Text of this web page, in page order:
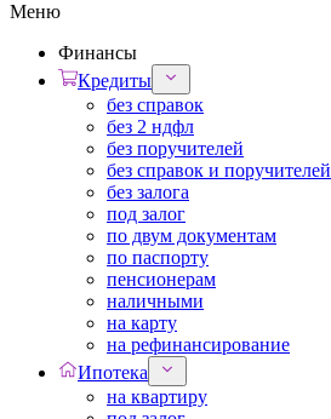
Меню
Финансы
Кредиты
без справок
без 2 ндфл
без поручителей
без справок и поручителей
без залога
под залог
по двум документам
по паспорту
пенсионерам
наличными
на карту
на рефинансирование
Ипотека
на квартиру